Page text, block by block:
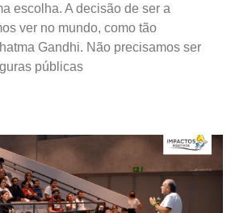
escolha. A decisão de ser a
ver no mundo, como tão
Gandhi. Não precisamos ser
públicas